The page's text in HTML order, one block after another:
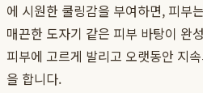
에 시원한 쿨링감을 부여하면, 피부
매끈한 도자기 같은 피부 바탕이 완
피부에 고르게 발리고 오랫동안 지
을 합니다.